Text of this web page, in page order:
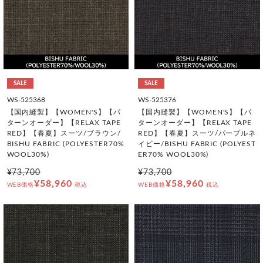
SALE
WS-525368
【国内縫製】【WOMEN'S】【パ
ターンオーダー】【RELAX TAPE
RED】【春夏】スーツ/ブラウン/
BISHU FABRIC (POLYESTER70%
WOOL30%)
¥73,700
WEB価格¥58,960 税込
SALE
WS-525376
【国内縫製】【WOMEN'S】【パ
ターンオーダー】【RELAX TAPE
RED】【春夏】スーツ/パープルネ
イビー/BISHU FABRIC (POLYEST
ER70% WOOL30%)
¥73,700
WEB価格¥58,960 税込